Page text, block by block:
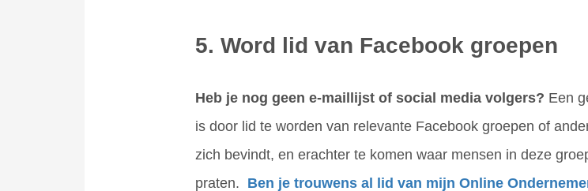
5. Word lid van Facebook groepen
Heb je nog geen e-maillijst of social media volgers? Een
is door lid te worden van relevante Facebook groepen of
zich bevindt, en erachter te komen waar mensen in deze
praten. Ben je trouwens al lid van mijn Online